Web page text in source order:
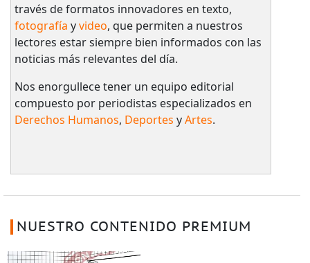
través de formatos innovadores en texto,
fotografía yvideo, que permiten a nuestros
lectores estar siempre bien informados con las
noticias más relevantes del día.
Nos enorgullece tener un equipo editorial
compuesto por periodistas especializados en
Derechos Humanos, Deportes yArtes.
NUESTRO CONTENIDO PREMIUM